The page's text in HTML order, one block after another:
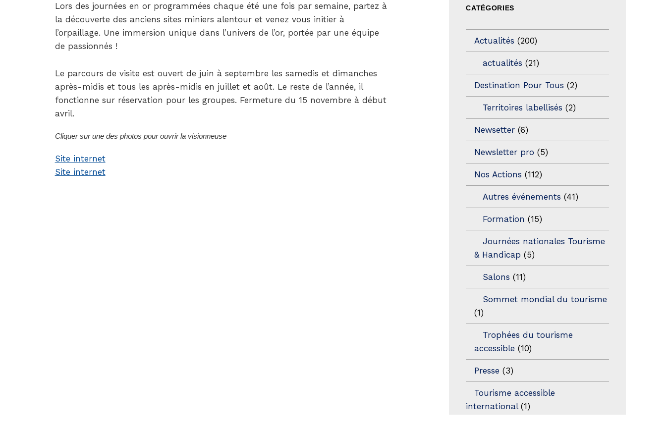
Lors des journées en or programmées chaque été une fois par semaine, partez à
la découverte des anciens sites miniers alentour et venez vous initier à
l’orpaillage. Une immersion unique dans l’univers de l’or, portée par une équipe
de passionnés !
Le parcours de visite est ouvert de juin à septembre les samedis et dimanches
après-midis et tous les après-midis en juillet et août. Le reste de l’année, il
fonctionne sur réservation pour les groupes. Fermeture du 15 novembre à début
avril.
Cliquer sur une des photos pour ouvrir la visionneuse
Site internet
Site internet
CATÉGORIES
Actualités (200)
actualités (21)
Destination Pour Tous (2)
Territoires labellisés (2)
Newsetter (6)
Newsletter pro (5)
Nos Actions (112)
Autres événements (41)
Formation (15)
Journées nationales Tourisme
& Handicap (5)
Salons (11)
Sommet mondial du tourisme
(1)
Trophées du tourisme
accessible (10)
Presse (3)
Tourisme accessible
international(1)